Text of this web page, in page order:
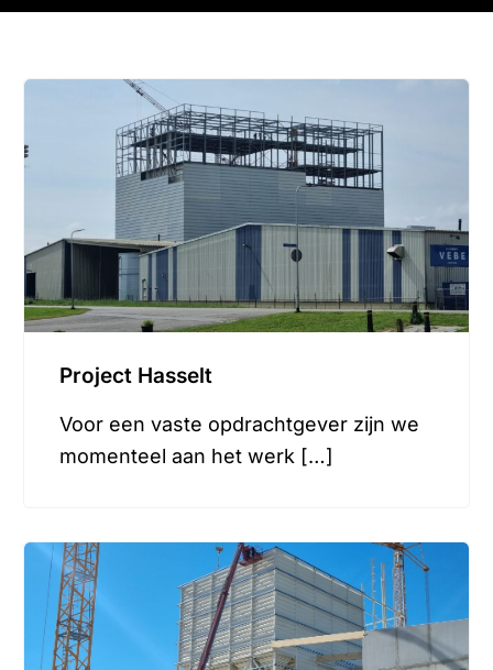
Project Hasselt
Voor een vaste opdrachtgever zijn we
momenteel aan het werk […]